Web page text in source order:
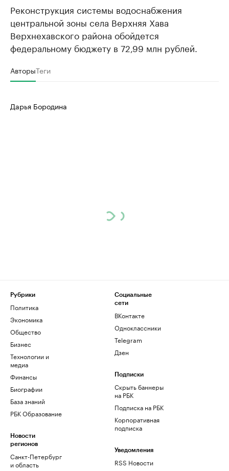
Реконструкция системы водоснабжения
центральной зоны села Верхняя Хава
Верхнехавского района обойдется
федеральному бюджету в 72,99 млн рублей.
АвторыТеги
Дарья Бородина
Рубрики
Политика
Экономика
Общество
Бизнес
Технологии и
медиа
Финансы
Биографии
База знаний
РБК Образование
Новости
регионов
Санкт-Петербург
и область
Социальные
сети
ВКонтакте
Одноклассники
Telegram
Дзен
Подписки
Скрыть баннеры
на РБК
Подписка на РБК
Корпоративная
подписка
Уведомления
RSS Новости